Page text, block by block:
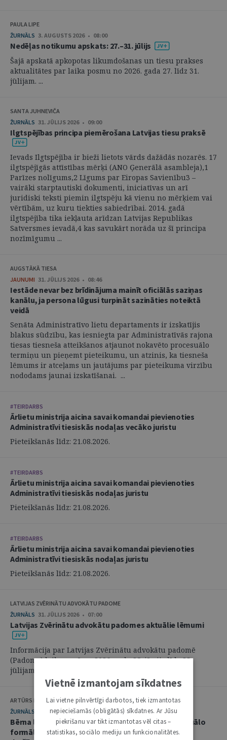
PAULA LIPE
ŽURNĀLS 3. AUGUSTS 2026 • 08:00
Nedēļas notikumu apskats: 27.–31. jūlijs
Šajā apskatā apkopotas likumdošanas un tiesu prakses
aktualitātes par laika posmu no 2026. gada 27. līdz 31.
jūlijam. ...
SANTA JUHNEVIČA
ŽURNĀLS 31. JŪLIJS 2026 • 09:00
Ilgtspējības principa piemērošana Latvijas tiesu praksē
Ievads Ilgtspējība ir bieži lietots vārds dažādās nozarēs. 17
ilgtspējīgās attīstības mērķi (ANO Ģenerālā asambleja),1
Parīzes nolīgums,2 Līgums par Eiropas Savienību3 –
vairāki starptautiski dokumenti, iniciatīvas un arī
juridiski teksti piemin ilgtspēju kā vienu no mērķiem vai
vērtībām, uz kuru tiekties sabiedrībai. 2014. gadā
ilgtspējība tika iekļauta arīdzan Latvijas Republikas
Satversmes ievadā,4 kas savukārt norāda uz šī principa
nozīmīgumu ...
AUGSTĀKĀ TIESA
JAUNUMI 31. JŪLIJS 2026 • 08:46
Iestāde nevar bez brīdinājuma mainīt oficiālās saziņas
kanālu, ja persona lūgusi turpināt sazināties noteiktā
veidā
Senāta Administratīvo lietu departaments ir izskatījis
blakus sūdzību, kas iesniegta par Administratīvās rajona
tiesas tiesneša atteikšanos atjaunot nokavēto procesuālo
termiņu un pieņemt pieteikumu, un atzinis, ka tiesneša
lēmums ir atceļams un jautājums par pieteikuma virzību
nododams jaunai izskatīšanai. ...
#TEIRDARBS
Ārlietu ministrija aicina savai komandai pievienoties
Administratīvi tiesiskās nodaļas vecāko juristu
Pieteikšanās līdz: 21.08.2026.
#TEIRDARBS
Ārlietu ministrija aicina savai komandai pievienoties
Administratīvi tiesiskās nodaļas juristu
Pieteikšanās līdz: 21.08.2026.
#TEIRDARBS
Ārlietu ministrija aicina savai komandai pievienoties
Administratīvi tiesiskās nodaļas juristu
Pieteikšanās līdz: 21.08.2026.
LATVIJAS ZVĒRINĀTU ADVOKĀTU PADOME
ŽURNĀLS 31. JŪLIJS 2026 • 07:00
Latvijas Zvērinātu advokātu padomes aktuālie lēmumi
Informācija par Latvijas Zvērinātu advokātu padomē
(Padome) laikposmā no 2026. gada 25. jūnija līdz 28.
jūlijam pieņemtajiem lēmumiem. ...
ARTŪRS KURBATOVS, INGA KUDEIKINA, MARTA URBĀNE
ŽURNĀLS
29. JŪLIJS 2026 • 08:00
Bērna labākās intereses civilprocesā: starp procesuālo
formālismu un pienākumu nekavējoties reaģēt uz
Vietnē izmantojam sīkdatnes
Lai vietne pilnvērtīgi darbotos, tiek izmantotas
nepieciešamās (obligātās) sīkdatnes. Ar Jūsu
piekrišanu var tikt izmantotas vēl citas –
statistikas, sociālo mediju un funkcionalitātes.